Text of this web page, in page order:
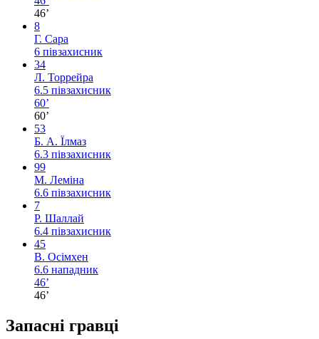
46’
8
Г. Сара
6 півзахисник
34
Л. Торрейра
6.5 півзахисник
60’
60’
53
Б. А. Їлмаз
6.3 півзахисник
99
М. Леміна
6.6 півзахисник
7
Р. Шаллай
6.4 півзахисник
45
В. Осімхен
6.6 нападник
46’
46’
Запасні гравці